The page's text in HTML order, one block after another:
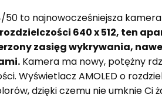
to najnowocześniejsza
640 x 512, ten
zasięg wykrywania,
Kamera ma nowy, potężny
Wyświetlacz AMOLED o
dzięki czemu nie umknie Ci